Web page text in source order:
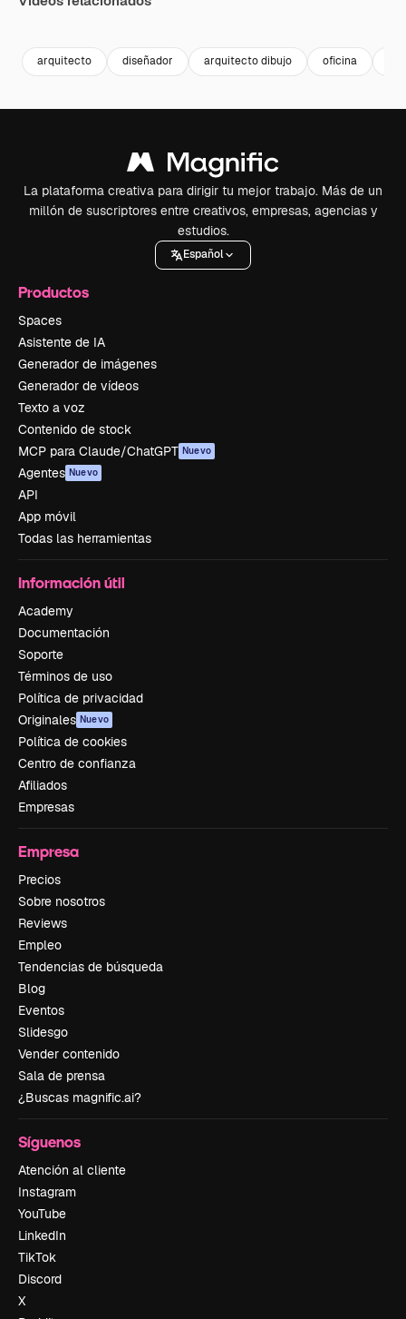
arquitecto diseñador arquitecto dibujo oficina
La plataforma creativa para dirigir tu mejor trabajo. Más de un
millón de suscriptores entre creativos, empresas, agencias y
estudios.
Español
Productos
Spaces
Asistente de IA
Generador de imágenes
Generador de vídeos
Texto a voz
Contenido de stock
MCP para Claude/ChatGPT Nuevo
Agentes Nuevo
API
App móvil
Todas las herramientas
Información útil
Academy
Documentación
Soporte
Términos de uso
Política de privacidad
Originales Nuevo
Política de cookies
Centro de confianza
Afiliados
Empresas
Empresa
Precios
Sobre nosotros
Reviews
Empleo
Tendencias de búsqueda
Blog
Eventos
Slidesgo
Vender contenido
Sala de prensa
¿Buscas magnific.ai?
Síguenos
Atención al cliente
Instagram
YouTube
LinkedIn
TikTok
Discord
X